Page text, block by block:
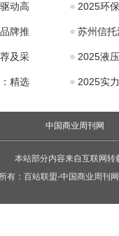
动高 2025环
牌推 苏州信
及采 2025液
精选 2025实
中国商业周刊网
本站部分内容来自互联网
有： 百站联盟-中国商业周刊网